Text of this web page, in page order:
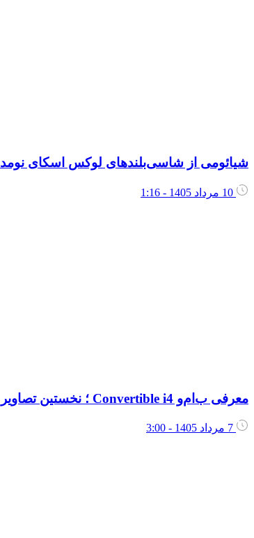
شیائومی از شاسی‌بلندهای لوکس اسکای نومد N70 و N90 رونمایی کرد؛ رقیبان جدید در راه بازار جهانی
معرفی ب‌ام‌و Convertible i4 ؛ نخستین تصاویر از خودروی برقی جدید این برند منتشر شد